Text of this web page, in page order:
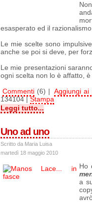
esasperato ed il
Le mie scelte sono
anche se poi si deve, per
Le mie presentazioni
ogni scelta non lo è affatto,
Commenti (6) | Aggiungi ai
134104 |Stampa
Leggi tutto...
Uno ad uno
Scritto da Maria Luisa
martedì 18 maggio 2010
Ho
a